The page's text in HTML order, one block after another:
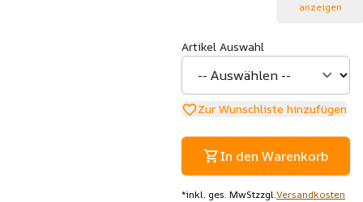
anzeigen
Artikel Auswahl
Zur Wunschliste hinzufügen
In den Warenkorb
*inkl. ges. MwStzzgl.Versandkosten